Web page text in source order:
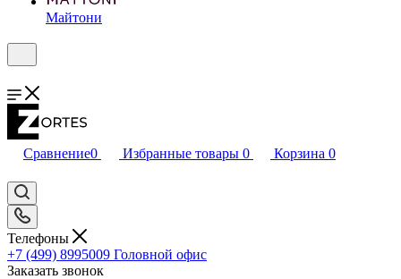
Майтони
Сравнение0 Избранные товары 0 Корзина 0
Телефоны
+7 (499) 8995009 Головной офис
Заказать звонок